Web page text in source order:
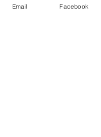
Email Facebook